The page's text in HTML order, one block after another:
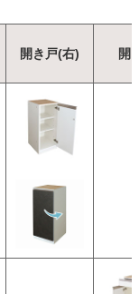
開き戸(右) 開